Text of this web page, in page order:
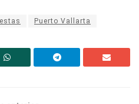
Puerto Vallarta